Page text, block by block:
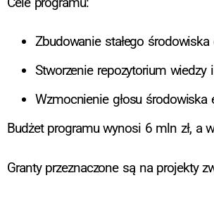
Zbudowanie stałego
Stworzenie repozytorium wiedzy
Wzmocnienie głosu
Budżet programu wynosi 6 mln zł, a
Granty przeznaczone są na projekty